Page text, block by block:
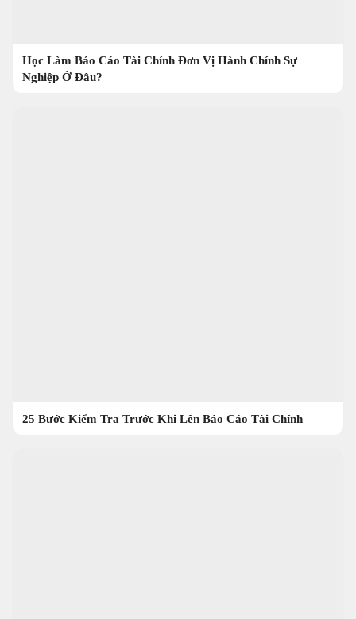
Học Làm Báo Cáo Tài Chính Đơn Vị Hành Chính Sự
Nghiệp Ở Đâu?
25 Bước Kiểm Tra Trước Khi Lên Báo Cáo Tài Chính